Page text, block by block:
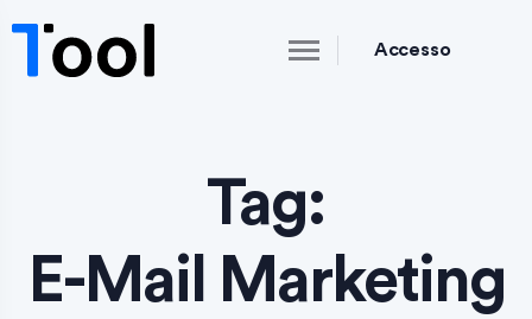
Accesso
Tag:
E-Mail Marketing